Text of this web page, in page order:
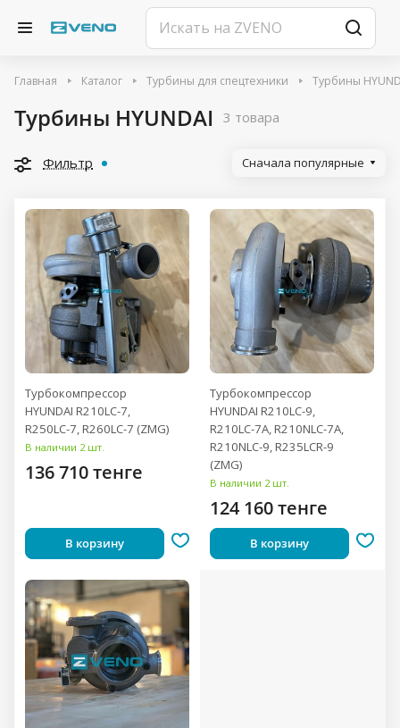
Главная Каталог Турбины для спецтехники Турбины
Турбины HYUNDAI 3 товара
Фильтр Сначала популярные
Турбокомпрессор
HYUNDAI R210LC-7,
R250LC-7, R260LC-7 (ZMG)
В наличии 2 шт.
136 710 тенге
В корзину
Турбокомпрессор
HYUNDAI R210LC-9,
R210LC-7A, R210NLC-7A,
R210NLC-9, R235LCR-9
(ZMG)
В наличии 2 шт.
124 160 тенге
В корзину